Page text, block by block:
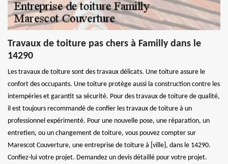
Travaux de toiture pas chers à Familly dans le
14290
Les travaux de toiture sont des travaux délicats. Une toiture assure le
confort des occupants. Une toiture protège aussi la construction contre les
intempéries et garantit sa sécurité. Pour des travaux de toiture de qualité,
il est toujours recommandé de confier les travaux de toiture à un
professionnel expérimenté. Pour une nouvelle pose, une réparation, un
entretien, ou un changement de toiture, vous pouvez compter sur
Marescot Couverture, une entreprise de toiture à [ville}, dans le 14290.
Confiez-lui votre projet. Demandez un devis détaillé pour votre projet.